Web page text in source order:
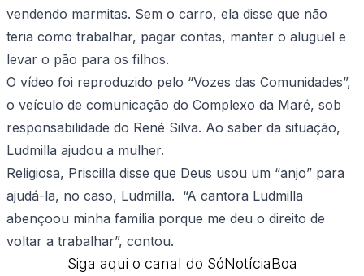
vendendo marmitas. Sem o carro, ela disse que não
teria como trabalhar, pagar contas, manter o aluguel e
levar o pão para os filhos.
O vídeo foi reproduzido pelo “Vozes das Comunidades”,
o veículo de comunicação do Complexo da Maré, sob
responsabilidade do René Silva. Ao saber da situação,
Ludmilla ajudou a mulher.
Religiosa, Priscilla disse que Deus usou um “anjo” para
ajudá-la, no caso, Ludmilla. “A cantora Ludmilla
abençoou minha família porque me deu o direito de
voltar a trabalhar”, contou.
Siga aqui o canal do SóNotíciaBoa